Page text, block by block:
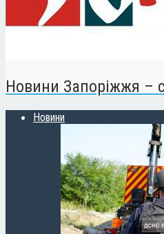
Новини Запоріжжя –
Новини